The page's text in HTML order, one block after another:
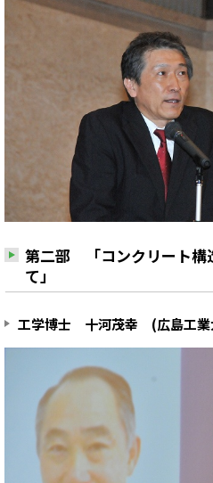
第二部 「コンクリート構
て」
工学博士 十河茂幸 (広島工業